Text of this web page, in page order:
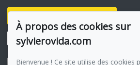
À propos des cookies sur
sylvierovida.com
Bienvenue ! Ce site utilise des cookies